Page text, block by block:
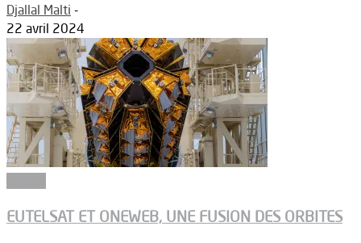
Djallal Malti -
22 avril 2024
EUTELSAT ET ONEWEB, UNE FUSION DES ORBITES